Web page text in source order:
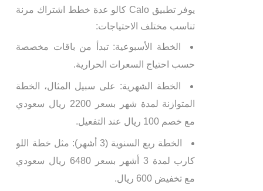
يوفر تطبيق Calo كالو عدة خطط اشتراك مرنة
تناسب مختلف الاحتياجات:
الخطة الأسبوعية: تبدأ من باقات مخصصة
حسب احتياج السعرات الحرارية.
الخطة الشهرية: على سبيل المثال، الخطة
المتوازنة لمدة شهر بسعر 2200 ريال سعودي
مع خصم 100 ريال عند التفعيل.
الخطة ربع السنوية (3 أشهر): مثل خطة اللو
كارب لمدة 3 أشهر بسعر 6480 ريال سعودي
مع تخفيض 600 ريال.